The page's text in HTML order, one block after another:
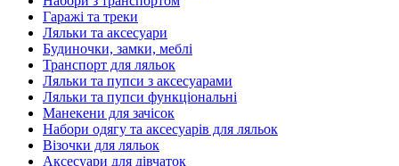
Гаражі та треки
Ляльки та аксесуари
Будиночки, замки, меблі
Транспорт для ляльок
Ляльки та пупси з аксесуарами
Ляльки та пупси функціональні
Манекени для зачісок
Набори одягу та аксесуарів для ляльок
Візочки для ляльок
Аксесуари для дівчаток